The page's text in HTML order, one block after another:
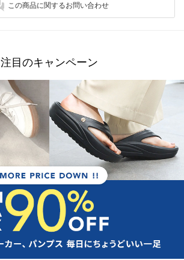
この商品に関するお問い合わせ
注目のキャンペーン